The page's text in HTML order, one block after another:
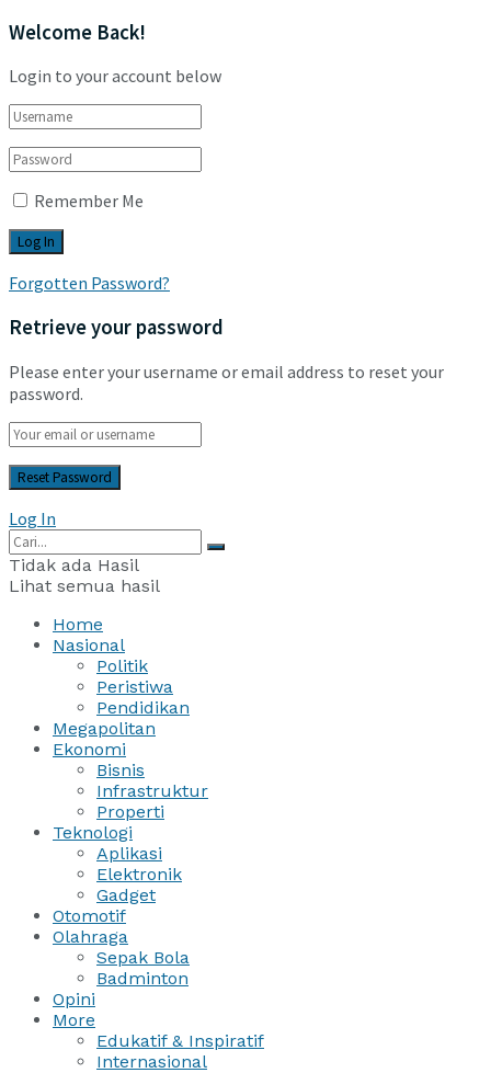
Welcome Back!
Login to your account below
Remember Me
Forgotten Password?
Retrieve your password
Please enter your username or email address to reset your
password.
Log In
Tidak ada Hasil
Lihat semua hasil
Home
Nasional
Politik
Peristiwa
Pendidikan
Megapolitan
Ekonomi
Bisnis
Infrastruktur
Properti
Teknologi
Aplikasi
Elektronik
Gadget
Otomotif
Olahraga
Sepak Bola
Badminton
Opini
More
Edukatif & Inspiratif
Internasional